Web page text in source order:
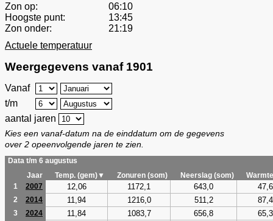
Zon op:
06:10
Hoogste punt:
13:45
Zon onder:
21:19
Actuele temperatuur
Weergegevens vanaf 1901
Vanaf
t/m
aantal jaren
Kies een vanaf-datum na de einddatum om de gegevens
over 2 opeenvolgende jaren te zien.
Data t/m 6 augustus
Jaar
Temp. (gem)▼ Zonuren (som) Neerslag (som)
1
2007 12,06 1172,1 643,0 47,6
2 2014 11,94 1216,0 511,2 87,4
3 2024 11,84 1083,7 656,8 65,3